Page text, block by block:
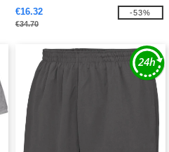
€16.32
€34.70
-53%